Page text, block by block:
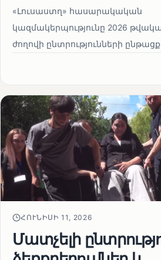
«Լուսաստղ» հասարակական
կազմակերպությունը 2026
ժողովի ընտրությունների
ՀՈՒՆԻՍԻ 11, 2026
Մատչելի